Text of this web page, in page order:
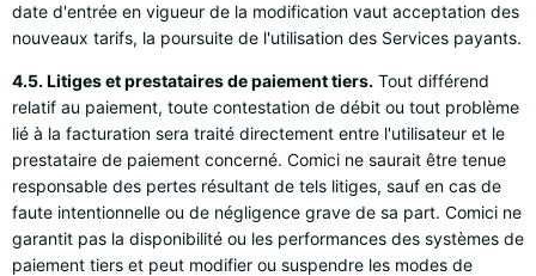
date d'entrée en vigueur de la modification vaut acceptation des
nouveaux tarifs, la poursuite de l'utilisation des Services payants.
4.5. Litiges et prestataires de paiement tiers. Tout différend
relatif au paiement, toute contestation de débit ou tout problème
lié à la facturation sera traité directement entre l'utilisateur et le
prestataire de paiement concerné. Comici ne saurait être tenue
responsable des pertes résultant de tels litiges, sauf en cas de
faute intentionnelle ou de négligence grave de sa part. Comici ne
garantit pas la disponibilité ou les performances des systèmes de
paiement tiers et peut modifier ou suspendre les modes de